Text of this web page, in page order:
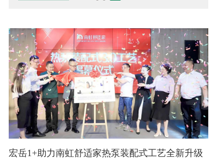
宏岳1+助力南虹舒适家热泵装配式工艺全新升级